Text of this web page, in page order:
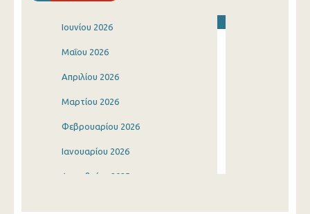
Ιουνίου 2026
Μαΐου 2026
Απριλίου 2026
Μαρτίου 2026
Φεβρουαρίου 2026
Ιανουαρίου 2026
Δεκεμβρίου 2025